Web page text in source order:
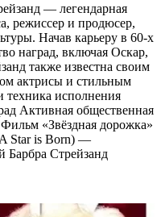
— легендарная
режиссер и продюсер,
Начав карьеру в 60-х
наград, включая Оскар,
также известна своим
актрисы и стильным
техника исполнения
Активная общественная
«Звёздная дорожка»
Star is Born) —
Барбра Стрейзанд